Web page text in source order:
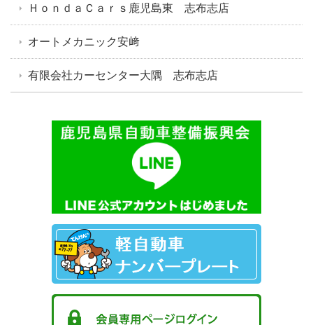
ＨｏｎｄａＣａｒｓ鹿児島東 志布志店
オートメカニック安﨑
有限会社カーセンター大隅 志布志店